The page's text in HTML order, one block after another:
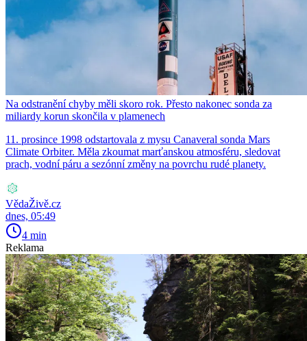
Na odstranění chyby měli skoro rok. Přesto nakonec sonda za
miliardy korun skončila v plamenech
11. prosince 1998 odstartovala z mysu Canaveral sonda Mars
Climate Orbiter. Měla zkoumat marťanskou atmosféru, sledovat
prach, vodní páru a sezónní změny na povrchu rudé planety.
VědaŽivě.cz
dnes, 05:49
4 min
Reklama